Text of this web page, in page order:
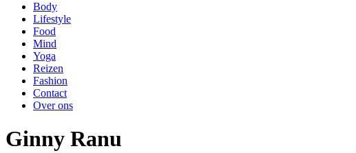
Voor een stralende lach en een fit gevoel!
Body
Lifestyle
Food
Mind
Yoga
Reizen
Fashion
Contact
Over ons
Ginny Ranu